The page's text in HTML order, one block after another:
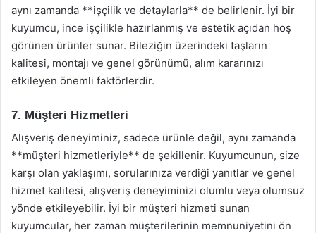
aynı zamanda **işçilik ve detaylarla** de belirlenir. İyi bir
kuyumcu, ince işçilikle hazırlanmış ve estetik açıdan hoş
görünen ürünler sunar. Bileziğin üzerindeki taşların
kalitesi, montajı ve genel görünümü, alım kararınızı
etkileyen önemli faktörlerdir.
7. Müşteri Hizmetleri
Alışveriş deneyiminiz, sadece ürünle değil, aynı zamanda
**müşteri hizmetleriyle** de şekillenir. Kuyumcunun, size
karşı olan yaklaşımı, sorularınıza verdiği yanıtlar ve genel
hizmet kalitesi, alışveriş deneyiminizi olumlu veya olumsuz
yönde etkileyebilir. İyi bir müşteri hizmeti sunan
kuyumcular, her zaman müşterilerinin memnuniyetini ön